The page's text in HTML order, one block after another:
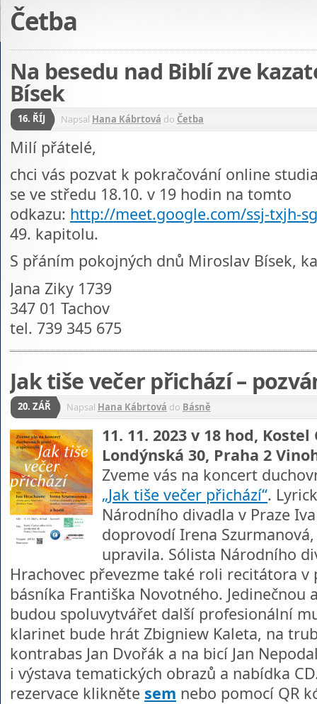
Četba
Na besedu nad Biblí zve
Bísek
16. ŘÍJ Napsal Hana Kábrtová do Četba
Milí přátelé,
chci vás pozvat k pokračování online
se ve středu 18.10. v 19 hodin na tomto
odkazu: http://meet.google.com/ssj-txjh-
49. kapitolu.
S přáním pokojných dnů Miroslav Bísek,
Jana Ziky 1739
347 01 Tachov
tel. 739 345 675
Jak tiše večer přichází –
20. ZÁŘ Napsal Hana Kábrtová do Básně
11. 11. 2023 v 18 hod,
Londýnská 30, Praha 2
Zveme vás na koncert
„Jak tiše večer přichází“.
Národního divadla v Praze
doprovodí Irena
upravila. Sólista Národního
Hrachovec převezme také roli recitátora v
básníka Františka Novotného. Jedinečnou
budou spoluvytvářet další profesionální
klarinet bude hrát Zbigniew Kaleta, na
kontrabas Jan Dvořák a na bicí Jan
i výstava tematických obrazů a nabídka
rezervace klikněte sem nebo pomocí QR